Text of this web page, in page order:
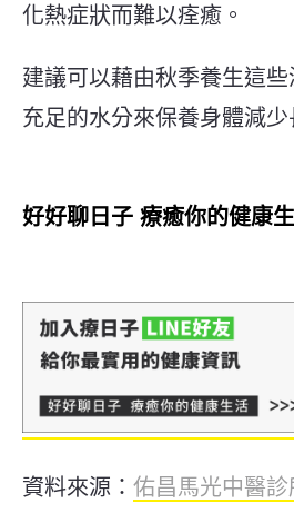
化熱症狀而難以痊癒。
建議可以藉由秋季養生這
充足的水分來保養身體減少
好好聊日子 療癒你的健康
資料來源： 佑昌馬光中醫